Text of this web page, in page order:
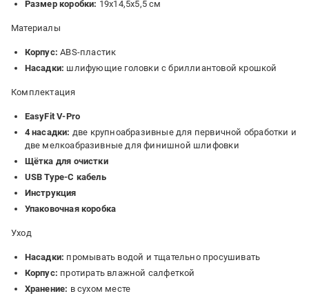
Размер коробки: 19х14,5х5,5 см
Материалы
Корпус:ABS-пластик
Насадки: шлифующие головки с бриллиантовой крошкой
Комплектация
EasyFit V-Pro
4 насадки: две крупноабразивные для первичной обработки и
две мелкоабразивные для финишной шлифовки
Щётка для очистки
USB Type-C кабель
Инструкция
Упаковочная коробка
Уход
Насадки: промывать водой и тщательно просушивать
Корпус: протирать влажной салфеткой
Хранение: в сухом месте